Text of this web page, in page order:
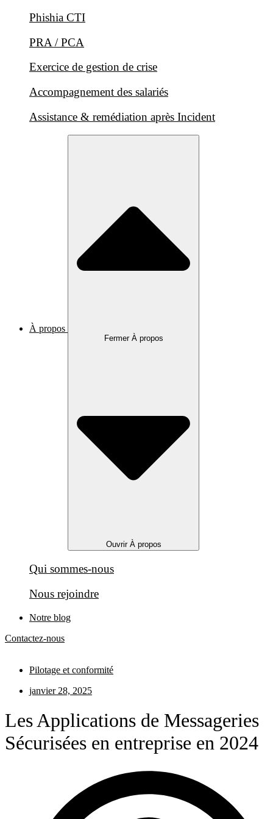
Phishia CTI
PRA / PCA
Exercice de gestion de crise
Accompagnement des salariés
Assistance & remédiation après Incident
À propos
Fermer À propos
Ouvrir À propos
Qui sommes-nous
Nous rejoindre
Notre blog
Contactez-nous
Pilotage et conformité
janvier 28, 2025
Les Applications de Messageries
Sécurisées en entreprise en 2024